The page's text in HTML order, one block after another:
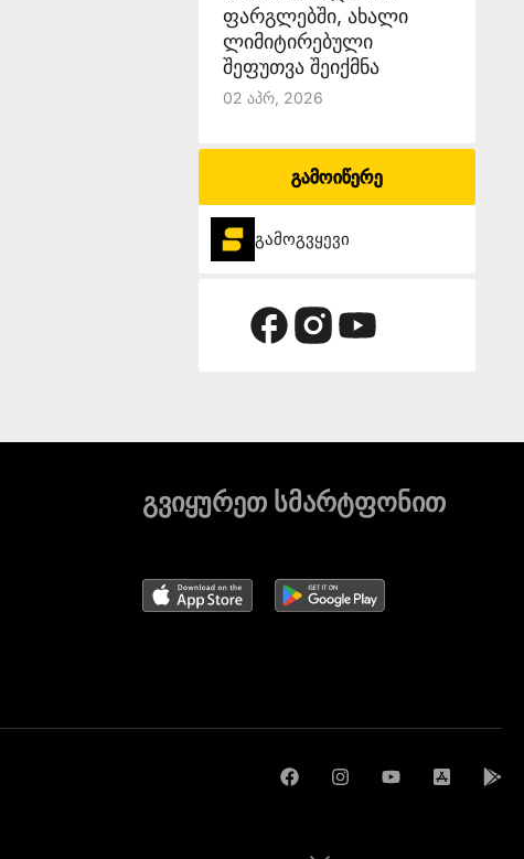
ფარგლებში, ახალი
ლიმიტირებული
შეფუთვა შეიქმნა
02 Აპრ, 2026
გამოიწერე
გამოგვყევი
გვიყურეთ სმარტფონით